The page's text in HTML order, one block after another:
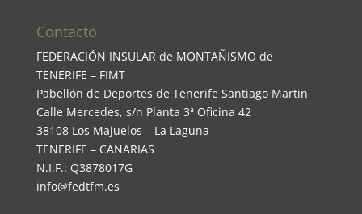
Contacto
FEDERACIÓN INSULAR de MONTAÑISMO de
TENERIFE – FIMT
Pabellón de Deportes de Tenerife Santiago Martin
Calle Mercedes, s/n Planta 3ª Oficina 42
38108 Los Majuelos – La Laguna
TENERIFE – CANARIAS
N.I.F.: Q3878017G
info@fedtfm.es